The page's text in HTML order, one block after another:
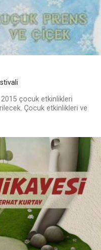
çocuk etkinlikleri
Çocuk etkinlikleri ve